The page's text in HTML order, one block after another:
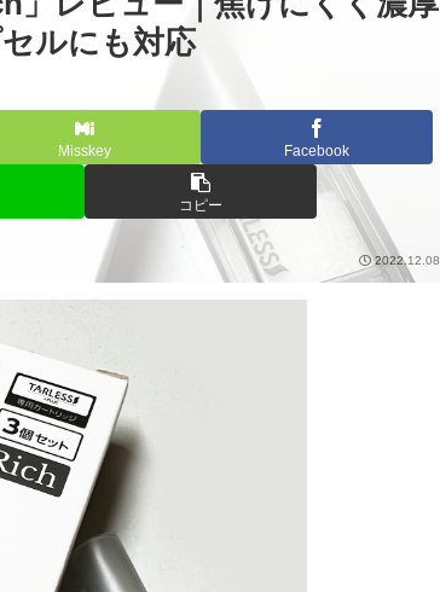
ルにも対応
Misskey Facebook
コピー
2022.12.08